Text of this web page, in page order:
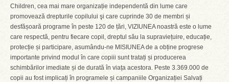
Children, cea mai mare organizație independentă din lume care
promovează drepturile copilului şi care cuprinde 30 de membri și
desfășoară programe în peste 120 de țări, VIZIUNEA noastră este o lume
care respectă, pentru fiecare copil, dreptul său la supraviețuire, educație,
protecție și participare, asumându-ne MISIUNEA de a obține progrese
importante privind modul în care copiii sunt tratați și producerea
schimbărilor imediate și de durată în viața acestora. Peste 3.369.000 de
copii au fost implicați în programele și campaniile Organizației Salvați